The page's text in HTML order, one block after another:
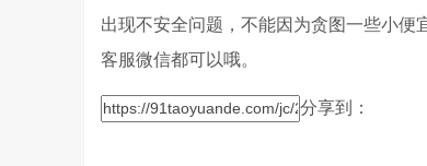
出现不安全问题，不能因为贪图一些小
客服微信都可以哦。
分享到：